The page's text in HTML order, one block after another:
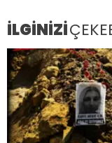
İLGİNİZİ